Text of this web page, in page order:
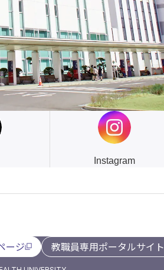
Instagram
ージ 教職員専用ポータルサイト